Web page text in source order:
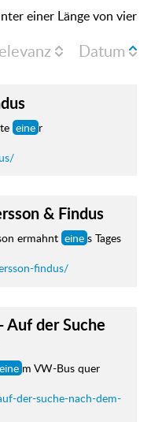
einer Länge von vier
Datum
eine r
& Findus
ermahnt eine s Tages
findus/
Auf der Suche
eine m VW-Bus quer
der-suche-nach-dem-